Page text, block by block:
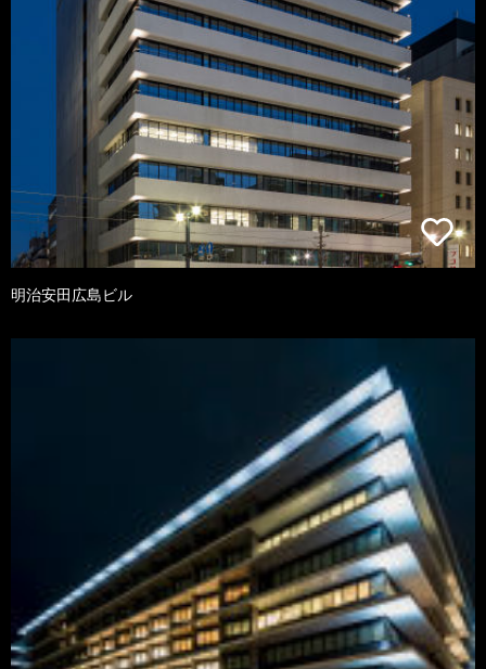
明治安田広島ビル